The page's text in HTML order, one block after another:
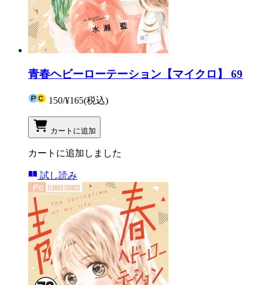
青春ヘビーローテーション【マイクロ】 69
150/¥165(税込)
カートに追加
カートに追加しました
試し読み